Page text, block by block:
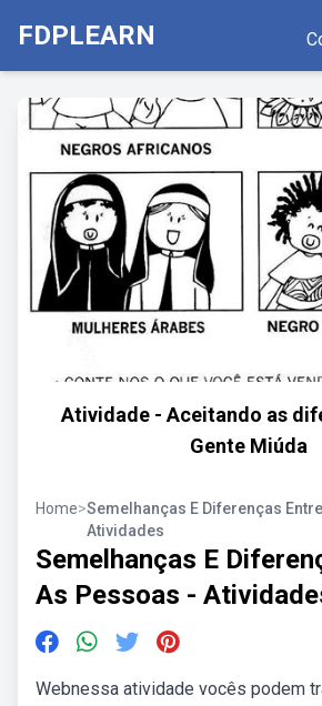
FDPLEARN
Atividade - Aceitando as
Gente Miúda
Home>Semelhanças E Diferenças
Atividades
Semelhanças E
As Pessoas -
Webnessa atividade vocês podem